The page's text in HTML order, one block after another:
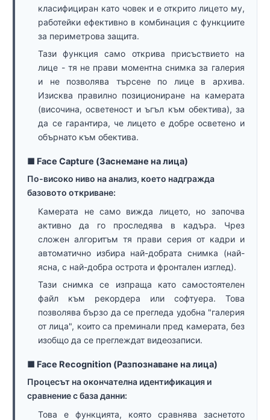
класифициран като човек и е открито лицето му,
работейки ефективно в комбинация с функциите
за периметрова защита.
Тази функция само открива присъствието на
лице - тя не прави моментна снимка за галерия
и не позволява търсене по лице в архива.
Изисква правилно позициониране на камерата
(височина, осветеност и ъгъл към обектива), за
да се гарантира, че лицето е добре осветено и
обърнато към обектива.
■ Face Capture (Заснемане на лица)
По-високо ниво на анализ, което надгражда
базовото откриване:
Камерата не само вижда лицето, но започва
активно да го проследява в кадъра. Чрез
сложен алгоритъм тя прави серия от кадри и
автоматично избира най-добрата снимка (най-
ясна, с най-добра острота и фронтален изглед).
Тази снимка се изпраща като самостоятелен
файл към рекордера или софтуера. Това
позволява бързо да се прегледа удобна "галерия
от лица", които са преминали пред камерата, без
изобщо да се преглеждат видеозаписи.
■ Face Recognition (Разпознаване на лица)
Процесът на окончателна идентификация и
сравнение с база данни:
Това е функцията, която сравнява заснетото